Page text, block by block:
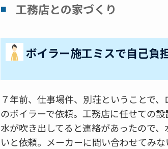
工務店との家づくり
ボイラー施工ミスで自己負
７年前、仕事場件、別荘ということで
のボイラーで依頼。工務店に任せての
水が吹き出してると連絡があったので
いと依頼。メーカーに問い合わせてみ